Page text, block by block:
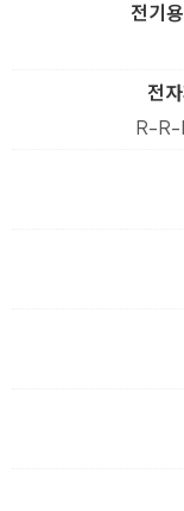
전기
전
R-